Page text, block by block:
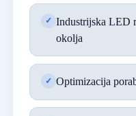
Industrijska LED
okolja
Optimizacija